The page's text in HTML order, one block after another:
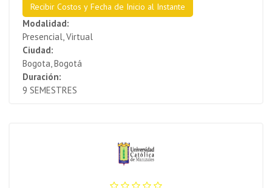
Recibir Costos y Fecha de Inicio al Instante
Modalidad:
Presencial, Virtual
Ciudad:
Bogota, Bogotá
Duración:
9 SEMESTRES